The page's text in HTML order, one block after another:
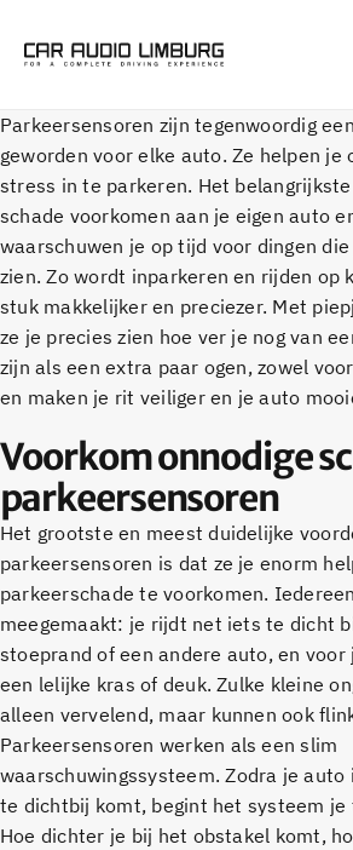
Parkeersensoren zijn tegenwoordig
geworden voor elke auto. Ze helpen je
stress in te parkeren. Het
schade voorkomen aan je eigen auto
waarschuwen je op tijd voor dingen
zien. Zo wordt inparkeren en rijden op
stuk makkelijker en preciezer. Met
ze je precies zien hoe ver je nog van
zijn als een extra paar ogen, zowel
en maken je rit veiliger en je auto
Voorkom onnodige
parkeersensoren
Het grootste en meest duidelijke
parkeersensoren is dat ze je enorm
parkeerschade te voorkomen.
meegemaakt: je rijdt net iets te dicht
stoeprand of een andere auto, en
een lelijke kras of deuk. Zulke kleine
alleen vervelend, maar kunnen ook
Parkeersensoren werken als een slim
waarschuwingssysteem. Zodra je
te dichtbij komt, begint het systeem je
Hoe dichter je bij het obstakel komt,